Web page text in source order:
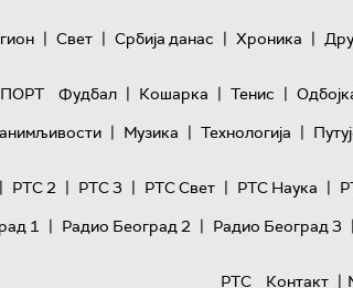
| Свет | Србија данас | Хроника |
Фудбал | Кошарка | Тенис |
| Музика | Технологијa |
| РТС 2 | РТС 3 | РТС Свет | РТС Наука |
1 | Радио Београд 2 | Радио Београд 3 |
РТС
Контакт |